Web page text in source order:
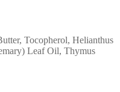
Tocopherol, Helianthus
Leaf Oil, Thymus